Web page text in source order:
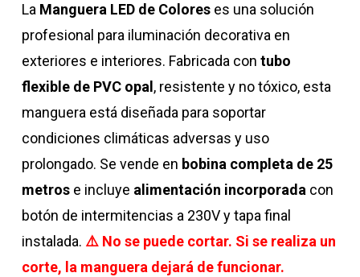
La Manguera LED de Coloreses una solución
profesional para iluminación decorativa en
exteriores e interiores. Fabricada con tubo
flexible de PVC opal , resistente y no tóxico, esta
manguera está diseñada para soportar
condiciones climáticas adversas y uso
prolongado. Se vende en bobina completa de 25
metrose incluye alimentación incorporadacon
botón de intermitencias a 230V y tapa final
instalada. ⚠️ No se puede cortar. Si se realiza un
corte, la manguera dejará de funcionar.